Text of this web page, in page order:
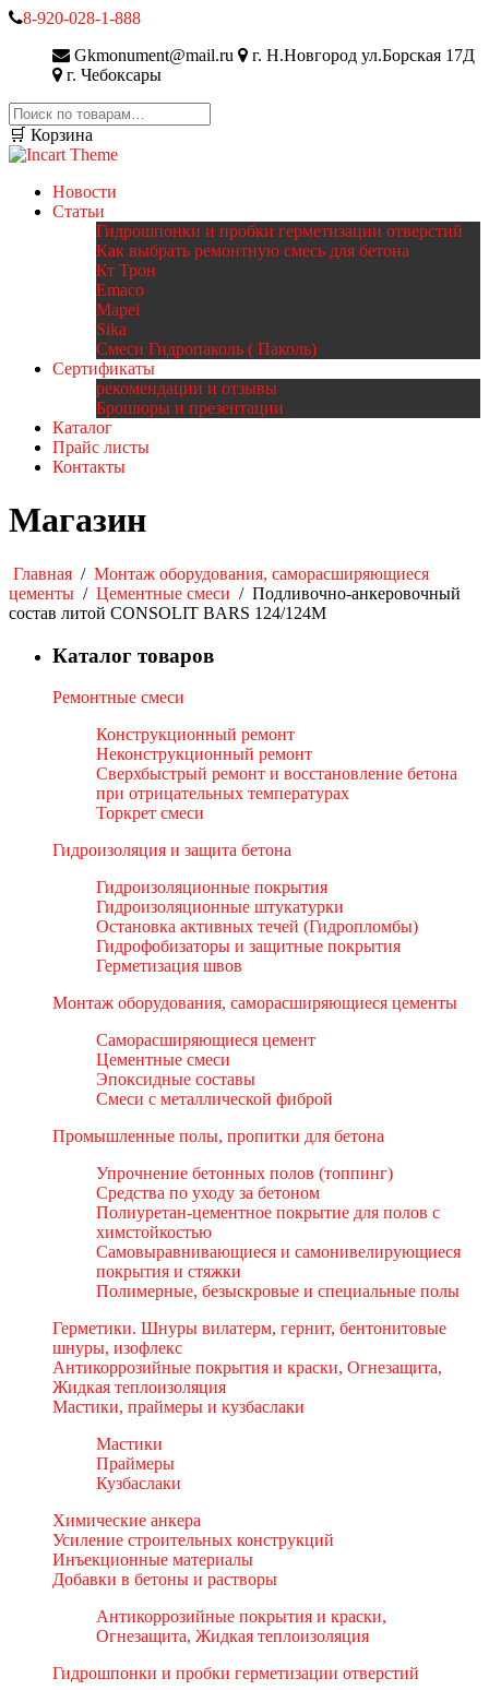
8-920-028-1-888
Gkmonument@mail.ru
г. Н.Новгород ул.Борская 17Д
г. Чебоксары
Искать:
🛒 Корзина
Новости
Статьи
Гидрошпонки и пробки герметизации отверстий
Как выбрать ремонтную смесь для бетона
Кт Трон
Emaco
Mapei
Sika
Смеси Гидропаколь ( Паколь)
Сертификаты
рекомендации и отзывы
Брошюры и презентации
Каталог
Прайс листы
Контакты
Магазин
Главная / Монтаж оборудования, саморасширяющиеся
цементы / Цементные смеси / Подливочно-анкеровочный
состав литой CONSOLIT BARS 124/124М
Каталог товаров
Ремонтные смеси
Конструкционный ремонт
Неконструкционный ремонт
Сверхбыстрый ремонт и восстановление бетона
при отрицательных температурах
Торкрет смеси
Гидроизоляция и защита бетона
Гидроизоляционные покрытия
Гидроизоляционные штукатурки
Остановка активных течей (Гидропломбы)
Гидрофобизаторы и защитные покрытия
Герметизация швов
Монтаж оборудования, саморасширяющиеся цементы
Саморасширяющиеся цемент
Цементные смеси
Эпоксидные составы
Смеси с металлической фиброй
Промышленные полы, пропитки для бетона
Упрочнение бетонных полов (топпинг)
Средства по уходу за бетоном
Полиуретан-цементное покрытие для полов с
химстойкостью
Самовыравнивающиеся и самонивелирующиеся
покрытия и стяжки
Полимерные, безыскровые и специальные полы
Герметики. Шнуры вилатерм, гернит, бентонитовые
шнуры, изофлекс
Антикоррозийные покрытия и краски, Огнезащита,
Жидкая теплоизоляция
Мастики, праймеры и кузбаслаки
Мастики
Праймеры
Кузбаслаки
Химические анкера
Усиление строительных конструкций
Инъекционные материалы
Добавки в бетоны и растворы
Антикоррозийные покрытия и краски,
Огнезащита, Жидкая теплоизоляция
Гидрошпонки и пробки герметизации отверстий